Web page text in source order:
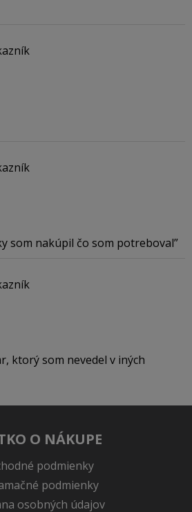
som nakúpil čo som potreboval
ktorý som nevedel v iných
O NÁKUPE
podmienky
podmienky
osobných údajov